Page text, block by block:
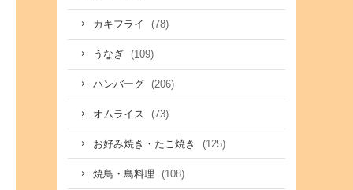
カキフライ (78)
うなぎ (109)
ハンバーグ (206)
オムライス (73)
お好み焼き・たこ焼き (125)
焼鳥・鳥料理 (108)